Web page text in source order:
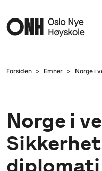
Forsiden Emner Norge i
Norge i
diplomati